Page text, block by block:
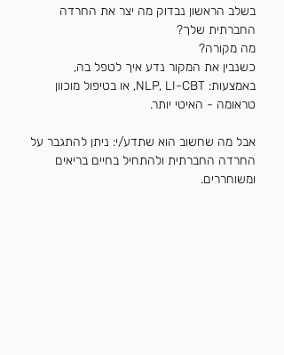
בשלב הראשון נבדוק מה יצר את החרדה
החברתית שלך?
מה מקורה?
כשנבין את המקור נדע איך לטפל בה,
באמצעות: NLP, LI-CBT, או בטיפול מוכוון
טראומה - האיטי יותר.
אבל מה שחשוב הוא שתדע/י: ניתן להתגבר על
החרדה החברתית ולהתחיל בחיים בריאים
ומשוחררים.